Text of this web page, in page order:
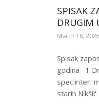
SPISAK
DRUGIM
March 18, 2026
Spisak
godina 1 Dr
spec.inter.
starih